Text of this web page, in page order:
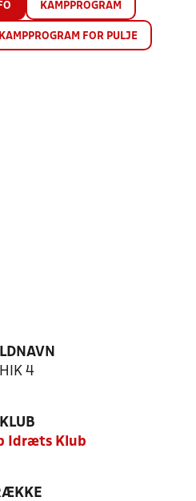
KAMPPROGRAM
KAMPPROGRAM FOR PULJE
HIK 4
KLUB
Idræts Klub